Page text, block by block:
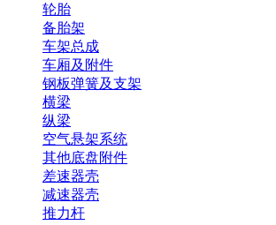
轮胎
备胎架
车架总成
车厢及附件
钢板弹簧及支架
横梁
纵梁
空气悬架系统
其他底盘附件
差速器壳
减速器壳
推力杆